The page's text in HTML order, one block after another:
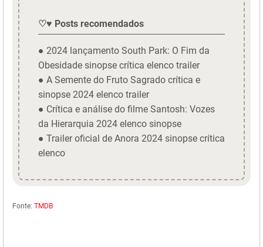
♡♥ Posts recomendados
● 2024 lançamento South Park: O Fim da
Obesidade sinopse crítica elenco trailer
● A Semente do Fruto Sagrado crítica e
sinopse 2024 elenco trailer
● Crítica e análise do filme Santosh: Vozes
da Hierarquia 2024 elenco sinopse
● Trailer oficial de Anora 2024 sinopse crítica
elenco
Fonte: TMDB